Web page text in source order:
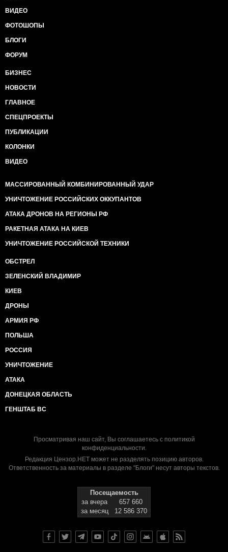
ВИДЕО
ФОТОШОПЫ
БЛОГИ
ФОРУМ
БИЗНЕС
НОВОСТИ
ГЛАВНОЕ
СПЕЦПРОЕКТЫ
ПУБЛИКАЦИИ
КОЛОНКИ
ВИДЕО
МАССИРОВАННЫЙ КОМБИНИРОВАННЫЙ УДАР
УНИЧТОЖЕНИЕ РОССИЙСКИХ ОККУПАНТОВ
АТАКА ДРОНОВ НА РЕГИОНЫ РФ
РАКЕТНАЯ АТАКА НА КИЕВ
УНИЧТОЖЕНИЕ РОССИЙСКОЙ ТЕХНИКИ
ОБСТРЕЛ
ЗЕЛЕНСКИЙ ВЛАДИМИР
КИЕВ
ДРОНЫ
АРМИЯ РФ
ПОЛЬША
РОССИЯ
УНИЧТОЖЕНИЕ
АТАКА
ДОНЕЦКАЯ ОБЛАСТЬ
ГЕНШТАБ ВС
Просматривая наш сайт, Вы соглашаетесь с политикой
конфиденциальности.
Редакция Цензор.НЕТ может не разделять позицию авторов.
Ответственность за материалы в разделе "Блоги" несут авторы текстов.
Посещаемость
за вчера
657 660
за месяц
12 586 370